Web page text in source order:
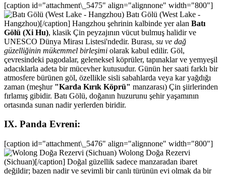
[caption id="attachment\_5475" align="alignnone" width="800"]
Batı Gölü (West Lake -
Hangzhou)[/caption] Hangzhou şehrinin kalbinde yer alan Batı
Gölü (Xi Hu), klasik Çin peyzajının vücut bulmuş halidir ve
UNESCO Dünya Mirası Listesi'ndedir. Burası, su ve dağ
güzelliğinin mükemmel birleşimi olarak kabul edilir. Göl,
çevresindeki pagodalar, geleneksel köprüler, tapınaklar ve yemyeşil
adacıklarla adeta bir mücevher kutusudur. Günün her saati farklı bir
atmosfere bürünen göl, özellikle sisli sabahlarda veya kar yağdığı
zaman (meşhur "Karda Kırık Köprü" manzarası) Çin şiirlerinden
fırlamış gibidir. Batı Gölü, doğanın huzurunu şehir yaşamının
ortasında sunan nadir yerlerden biridir.
IX. Panda Evreni:
[caption id="attachment\_5476" align="alignnone" width="800"]
Wolong Doğa Rezervi
(Sichuan)[/caption] Doğal güzellik sadece manzaradan ibaret
değildir; bazen nadir ve sevimli bir canlı türünün evi olmak da bir